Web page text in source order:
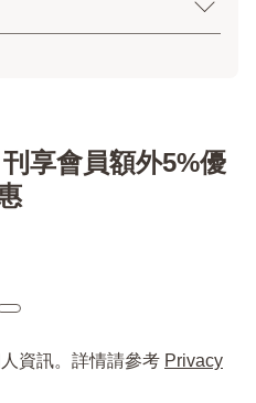
享會員額外5%優
資訊。詳情請參考 Privacy